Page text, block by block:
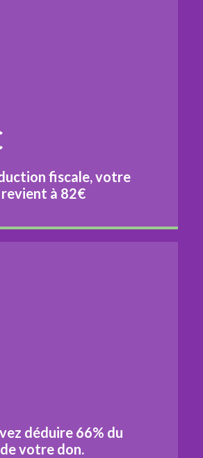
fiscale, votre
à 82€
déduire 66% du
votre don.